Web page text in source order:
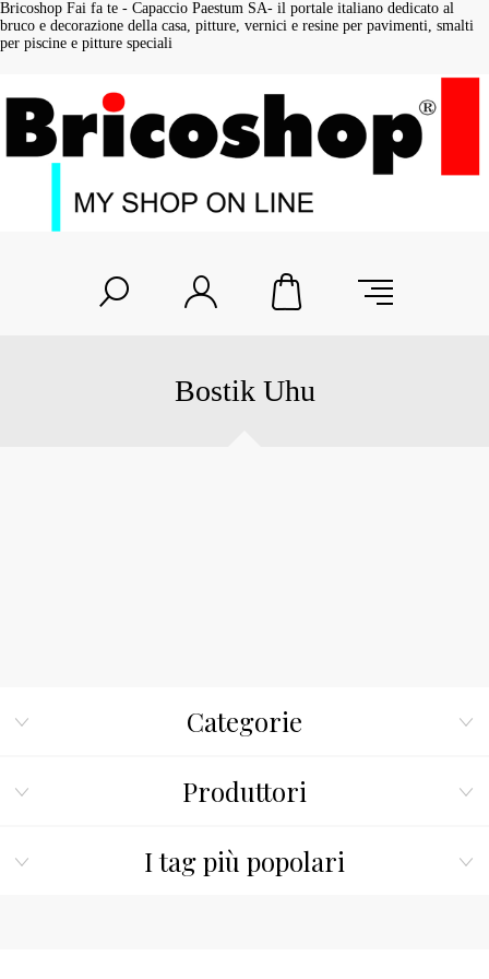
Bricoshop Fai fa te - Capaccio Paestum SA- il portale italiano dedicato al
bruco e decorazione della casa, pitture, vernici e resine per pavimenti, smalti
per piscine e pitture speciali
Bostik Uhu
Categorie
Produttori
I tag più popolari